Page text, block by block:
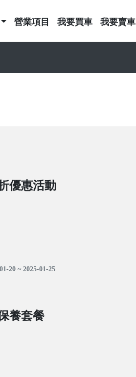
營業項目 我要買車 我要賣車
優惠活動
20 ~ 2025-01-25
養套餐